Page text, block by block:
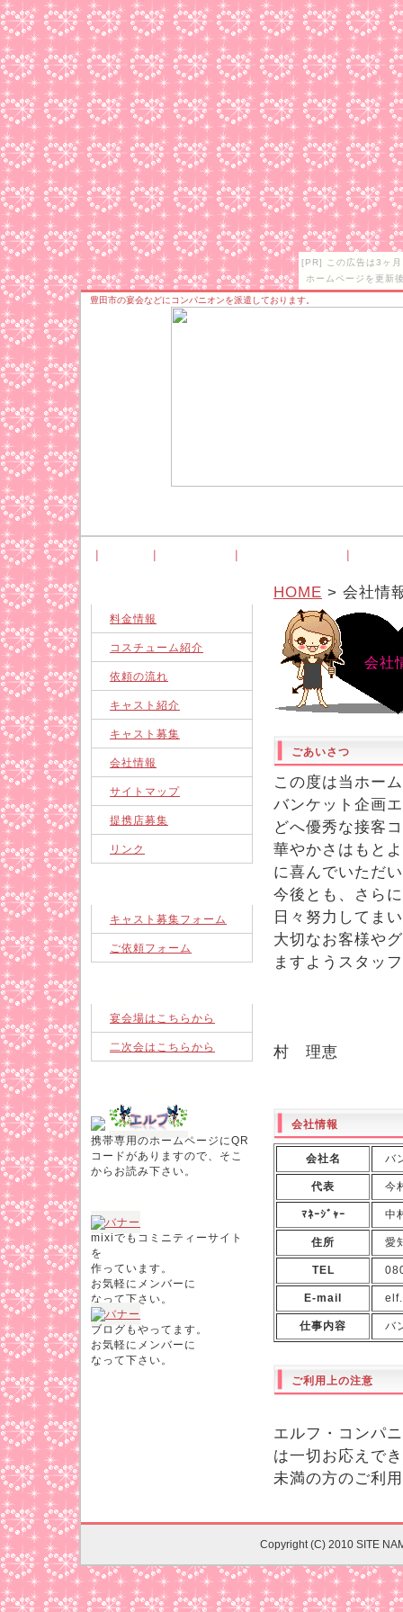
[PR] この広告は3ヶ
ホームページを更新
豊田市の宴会などにコンパニオンを派遣しております。
HOME > 会社情
会社
ごあいさつ
この度は当ホー
バンケット企画
どへ優秀な接客
華やかさはもと
に喜んでいただ
今後とも、さら
日々努力してま
大切なお客様や
ますようスタッ
村 理恵
会社情報
会社名 バ
代表 今
ﾏﾈｰｼﾞｬｰ 中
住所 愛
TEL
E-mail
仕事内容 バ
ご利用上の注意
エルフ・コンパ
は一切お応えで
未満の方のご利
料金情報
コスチューム紹介
依頼の流れ
キャスト紹介
キャスト募集
会社情報
サイトマップ
提携店募集
リンク
キャスト募集フォーム
ご依頼フォーム
宴会場はこちらから
二次会はこちらから
携帯専用のホームページにQR
コードがありますので、そこ
からお読み下さい。
mixiでもコミニティーサイト
を
作っています。
お気軽にメンバーに
なって下さい。
ブログもやってます。
お気軽にメンバーに
なって下さい。
Copyright (C) 2010 SITE